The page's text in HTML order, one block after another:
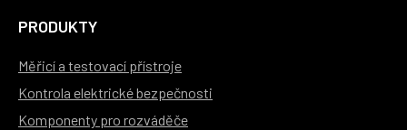
PRODUKTY
Měřicí a testovací přístroje
Kontrola elektrické bezpečnosti
Komponenty pro rozváděče